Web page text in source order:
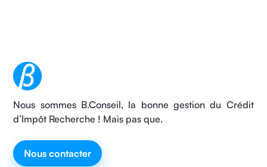
Nous sommes B.Conseil, la bonne gestion du Crédit
d’Impôt Recherche ! Mais pas que.
Nous contacter